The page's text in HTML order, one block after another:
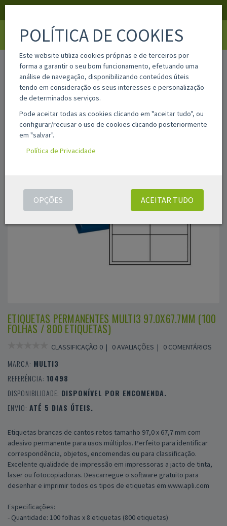
home 10498
ETIQUETAS PERMANENTES MULTI3 97.0X67.7MM (100
FOLHAS / 800 ETIQUETAS)
CLASSIFICAÇÃO 0 | 0 AVALIAÇÕES | 0 COMENTÁRIOS
MARCA: MULTI3
REFERÊNCIA: 10498
DISPONIBILIDADE: DISPONÍVEL POR ENCOMENDA.
ENVIO: ATÉ 5 DIAS ÚTEIS.
Etiquetas brancas de cantos retos tamanho 97,0 x 67,7 mm com
adesivo permanente para usos múltiplos. Perfeito para identificar
correspondência, objetos, encomendas ou para classificação.
Excelente qualidade de impressão em impressoras a jacto de tinta,
laser ou fotocopiadoras. Descarregue o software gratuito para
desenhar e imprimir todos os tipos de etiquetas em www.apli.com
Especificações:
- Quantidade: 100 folhas x 8 etiquetas (800 etiquetas)
POLÍTICA DE COOKIES
Este website utiliza cookies próprias e de terceiros por
forma a garantir o seu bom funcionamento, efetuando uma
análise de navegação, disponibilizando conteúdos úteis
tendo em consideração os seus interesses e personalização
de determinados serviços.
Pode aceitar todas as cookies clicando em "aceitar tudo", ou
configurar/recusar o uso de cookies clicando posteriormente
em "salvar".
Política de Privacidade
ACEITAR TUDO
OPÇÕES